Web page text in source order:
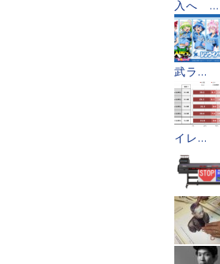
入へ ...
武ラ...
イレ...